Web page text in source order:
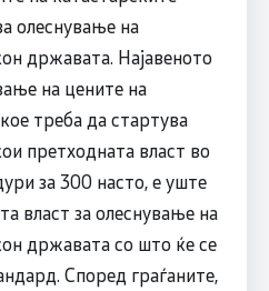
олеснување на
државата. Најавеното
на цените на
треба да стартува
претходната власт во
за 300 насто, е уште
власт за олеснување на
државата со што ќе се
Според граѓаните,